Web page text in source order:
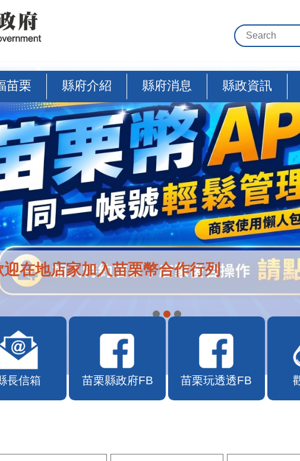
苗栗 縣府介紹 縣府消息 縣政資訊
迎在地店家加入苗栗幣合作行列
長信箱 苗栗縣政府FB 苗栗玩透透FB